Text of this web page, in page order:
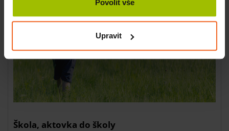
Povolit vše
Upravit
Škola, aktovka do školy